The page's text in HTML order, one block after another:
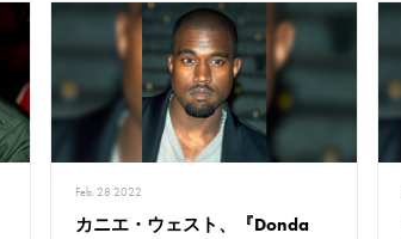
Feb. 28 2022
カニエ・ウェスト、『Donda